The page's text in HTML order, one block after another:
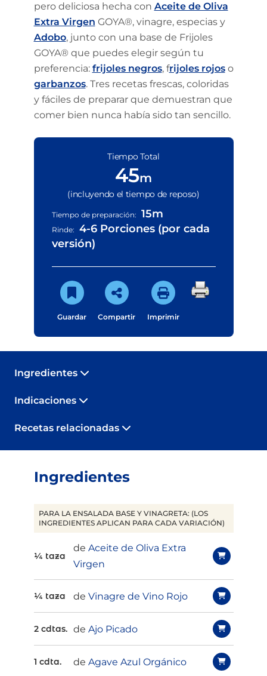
pero deliciosa hecha con Aceite de Oliva
Extra Virgen GOYA®, vinagre, especias y
Adobo, junto con una base de Frijoles
GOYA® que puedes elegir según tu
preferencia: frijoles negros, frijoles rojoso
garbanzos. Tres recetas frescas, coloridas
y fáciles de preparar que demuestran que
comer bien nunca había sido tan sencillo.
Tiempo Total
45m
(incluyendo el tiempo de reposo)
Tiempo de preparación: 15m
Rinde: 4-6 Porciones (por cada
versión)
Guardar Compartir Imprimir
Ingredientes
Indicaciones
Recetas relacionadas
Ingredientes
PARA LA ENSALADA BASE Y VINAGRETA: (LOS
INGREDIENTES APLICAN PARA CADA VARIACIÓN)
¼ taza
de Aceite de Oliva Extra
Virgen
¼ taza de Vinagre de Vino Rojo
2 cdtas. de Ajo Picado
1 cdta. de Agave Azul Orgánico